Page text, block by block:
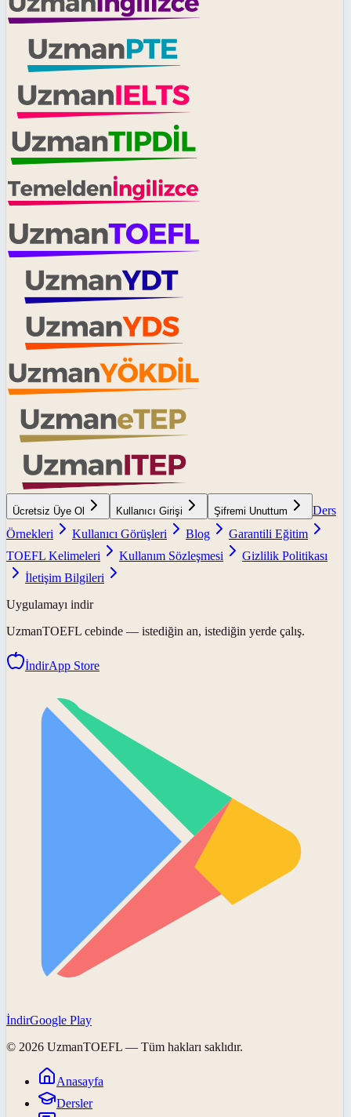
Ücretsiz Üye Ol Kullanıcı Girişi Şifremi Unuttum
Ders
Örnekleri
Kullanıcı Görüşleri Blog
Garantili Eğitim
TOEFL Kelimeleri
Kullanım Sözleşmesi
Gizlilik Politikası
İletişim Bilgileri
Uygulamayı indir
UzmanTOEFL cebinde — istediğin an, istediğin yerde çalış.
İndirApp Store
İndirGoogle Play
© 2026 UzmanTOEFL — Tüm hakları saklıdır.
Anasayfa
Dersler